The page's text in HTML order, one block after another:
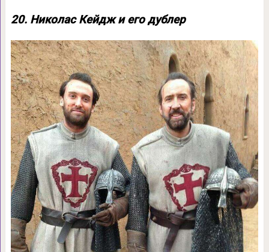
20. Николас Кейдж и его дублер